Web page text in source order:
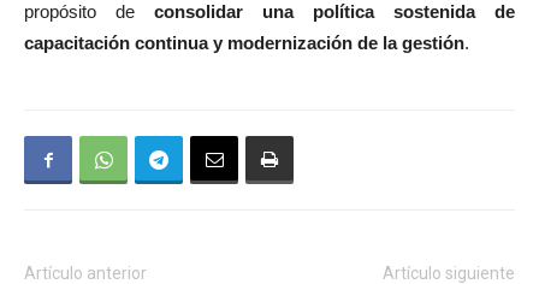
propósito de consolidar una política sostenida de
capacitación continua y modernización de la gestión.
Artículo anterior Artículo siguiente